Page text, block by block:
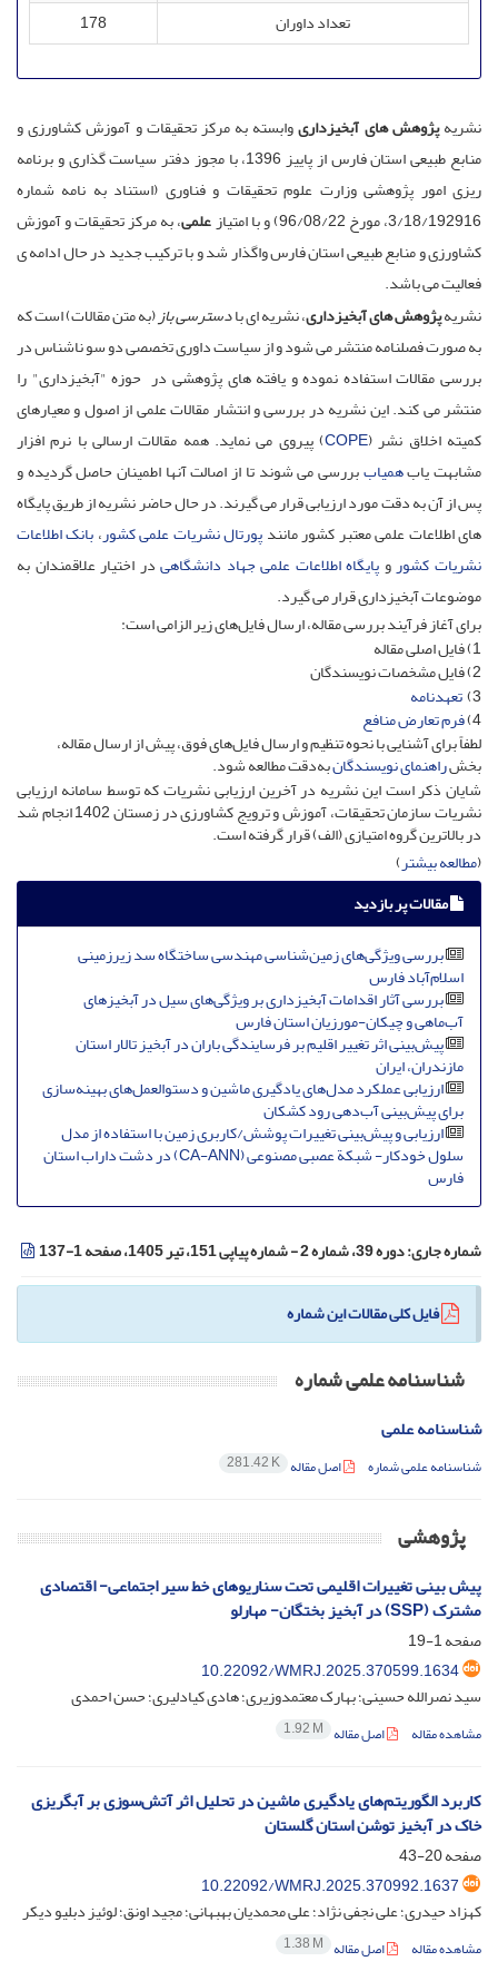
تعداد داوران
178
نشریهپژوهش های آبخیزداریوابسته به مرکز تحقیقات و آموزش کشاورزی و
منابع طبیعی استان فارس از پاییز 1396، با مجوز دفتر سیاست گذاری و برنامه
ریزی امور پژوهشی وزارت علوم تحقیقات و فناوری (استناد به نامه شماره
3/18/192916، مورخ 96/08/22) و با امتیاز
علمی، به مرکز تحقیقات و آموزش
کشاورزی و منابع طبیعی استان فارس واگذار شد و با ترکیب جدید در حال ادامه ی
فعالیت می باشد.
نشریهپژوهش های آبخیزداری، نشریه ای بادسترسی باز(به متن مقالات) است که
به صورت فصلنامه منتشر می شود و از سیاست داوری تخصصی دو سو ناشناس در
بررسی مقالات استفاده نموده و یافته های پژوهشی در حوزه "آبخیزداری" را
منتشر می کند. این نشریه در بررسی و انتشار مقالات علمی از اصول و معیارهای
کمیته اخلاق نشر (COPE) پیروی می نماید. همه مقالات ارسالی با نرم افزار
مشابهت یابهمیاببررسی می شوند تا از اصالت آنها اطمینان حاصل گردیده و
پس از آن به دقت مورد ارزیابی قرار می گیرند. در حال حاضر نشریه از طریق پایگاه
های اطلاعات علمی معتبر کشور مانندپورتال نشریات علمی کشور،بانک اطلاعات
نشریات کشوروپایگاه اطلاعات علمی جهاد دانشگاهیدر اختیار علاقمندان به
موضوعات آبخیزداری قرار می گیرد.
برای آغاز فرآیند بررسی مقاله، ارسال فایل‌های زیر الزامی است:
1) فایل اصلی مقاله
2) فایل مشخصات نویسندگان
3) تعهدنامه
4) فرم تعارض منافع
لطفاً برای آشنایی با نحوه تنظیم و ارسال فایل‌های فوق، پیش از ارسال مقاله،
بخشراهنمای نویسندگانبه‌دقت مطالعه شود.
شایان ذکر است این نشریه در آخرین ارزیابی نشریات که توسط سامانه ارزیابی
نشریات سازمان تحقیقات، آموزش و ترویج کشاورزی در زمستان 1402 انجام شد
در بالاترین گروه امتیازی (الف) قرار گرفته است.
(مطالعه بیشتر)
مقالات پر بازدید
بررسی ویژگی‌های زمین‌شناسی مهندسی ساختگاه سد زیرزمینی
اسلام‌آباد فارس
بررسی آثار اقدامات آبخیزداری بر ویژگی‌های سیل در آبخیزهای
آب‌ماهی و چیکان-مورزیان استان فارس
پیش‌بینی اثر تغییر اقلیم بر فرسایندگی باران در آبخیز تالار استان
مازندران، ایران
ارزیابی عملکرد مدل‌های یادگیری ماشین و دستوالعمل‌های بهینه‌سازی
برای پیش‌بینی آب‌دهی رود کشکان
ارزیابی و پیش‌بینی تغییرات پوشش/کاربری زمین با استفاده از مدل
سلول خودکار- شبکة عصبی مصنوعی (CA-ANN) در دشت داراب استان
فارس
شماره جاری:دوره 39، شماره 2 - شماره پیاپی 151، تیر 1405، صفحه 1-137
فایل کلی مقالات این شماره
شناسنامه علمی شماره
شناسنامه علمی
شناسنامه علمی شماره اصل مقاله 281.42 K
پژوهشی
پیش بینی تغییرات اقلیمی تحت سناریوهای خط سیر اجتماعی- اقتصادی
مشترک (SSP) در آبخیز بختگان- مهارلو
صفحه1-19
10.22092/WMRJ.2025.370599.1634
سید نصرالله حسینی؛ بهارک معتمدوزیری؛ هادی کیادلیری؛ حسن احمدی
مشاهده مقاله اصل مقاله 1.92 M
کاربرد الگوریتم‌های یادگیری ماشین در تحلیل اثر آتش‌سوزی بر آبگریزی
خاک در آبخیز توشن استان گلستان
صفحه20-43
10.22092/WMRJ.2025.370992.1637
کهزاد حیدری؛ علی نجفی نژاد؛ علی محمدیان بهبهانی؛ مجید اونق؛ لوئیز دبلیو دیکر
مشاهده مقاله اصل مقاله 1.38 M